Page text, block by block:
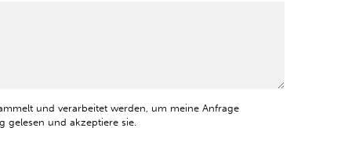
und verarbeitet werden, um meine Anfrage
und akzeptiere sie.